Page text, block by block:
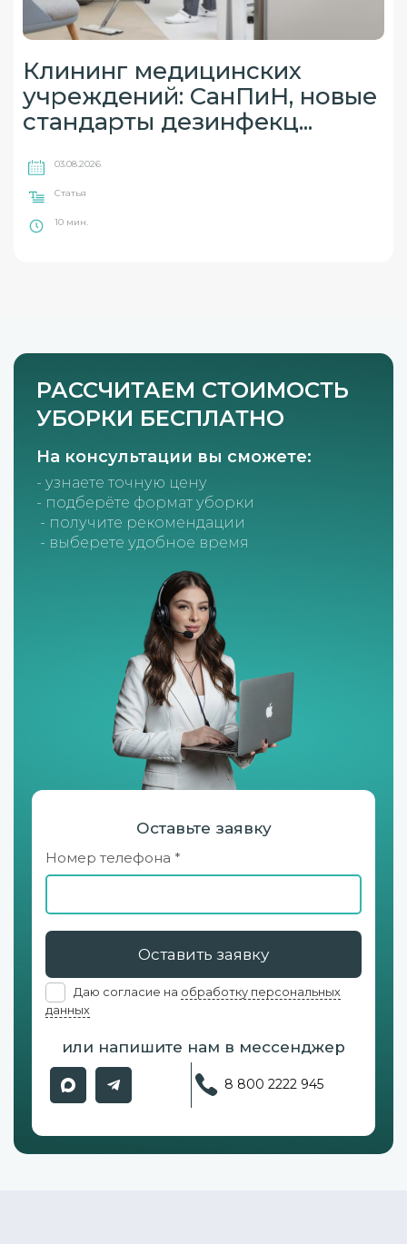
Клининг медицинских
учреждений: СанПиН, новые
стандарты дезинфекц...
03.08.2026
Статья
10 мин.
РАССЧИТАЕМ СТОИМОСТЬ
УБОРКИ БЕСПЛАТНО
На консультации вы сможете:
- узнаете точную цену
- подберёте формат уборки
- получите рекомендации
- выберете удобное время
Оставьте заявку
Номер телефона *
Оставить заявку
Даю согласие на обработку персональных
данных
или напишите нам в мессенджер
8 800 2222 945